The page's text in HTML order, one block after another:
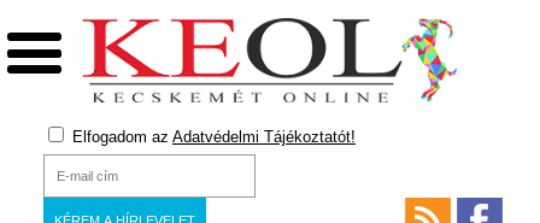
Elfogadom az Adatvédelmi Tájékoztatót!